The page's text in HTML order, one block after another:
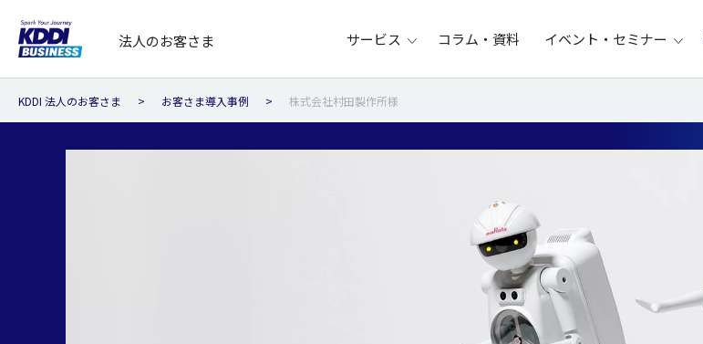
法人のお客さま サービス コラム・資料 イベント・セミナー
KDDI 法人のお客さま お客さま導入事例 株式会社村田製作所様